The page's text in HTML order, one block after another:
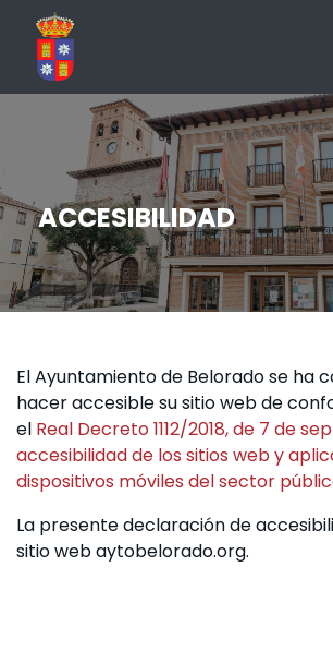
contenido
principal
ACCESIBILIDAD
El Ayuntamiento de Belorado se ha
hacer accesible su sitio web de
el Real Decreto 1112/2018, de 7 de
accesibilidad de los sitios web y
dispositivos móviles del sector
La presente declaración de
sitio web aytobelorado.org.